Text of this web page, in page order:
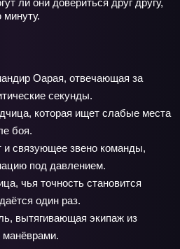
ли они довериться друг другу,
Оарая, отвечающая за
секунды.
которая ищет слабые места
боя.
связующее звено команды,
под давлением.
чья точность становится
один раз.
вытягивающая экипаж из